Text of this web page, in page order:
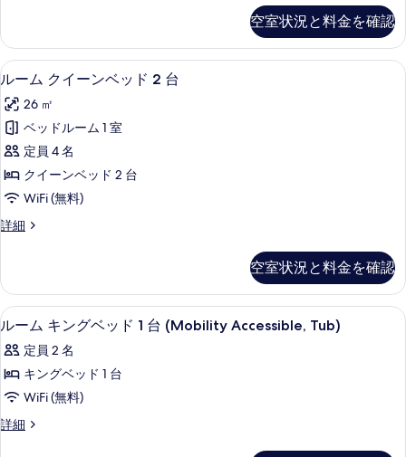
1
台
の
す
べ
て
の
写
真
示
す
る
ン
グ
ベ
ド
台
の
詳
細
空室状況と料金を確認
ル
ー
ム
ク
イ
ー
ベ
ド
2
台
の
す
べ
て
55 インチのテレビ (ケーブル放送視
8
ルーム クイーンベッド 2 台
26 ㎡
ベッドルーム 1 室
定員 4 名
クイーンベッド 2 台
WiFi (無料)
詳細
ル
イ
ー
ン
ッ
ド
台
の
詳
空室状況と料金を確認
ル
ー
ム
キ
グ
高級寝具、セーフティボックス (室内
6
ルーム キングベッド 1 台 (Mobility Accessible, Tub)
定員 2 名
キングベッド 1 台
WiFi (無料)
詳細
ル